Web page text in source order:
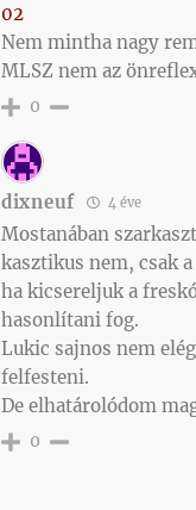
02
Nem mintha nagy
MLSZ nem az
0
dixneuf 4 éve
Mostanában
kasztikus nem, csak
ha kicsereljuk a
hasonlítani fog.
Lukic sajnos nem
felfesteni.
De elhatárolódom
0